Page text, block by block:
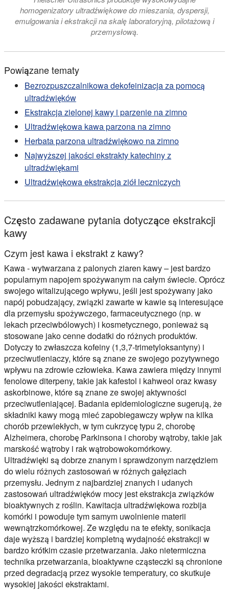
homogenizatory ultradźwiękowe do mieszania, dyspersji,
emulgowania i ekstrakcji na skalę laboratoryjną, pilotażową i
przemysłową.
Powiązane tematy
Bezrozpuszczalnikowa dekofeinizacja za pomocą
ultradźwięków
Ekstrakcja zielonej kawy i parzenie na zimno
Ultradźwiękowa kawa parzona na zimno
Herbata parzona ultradźwiękowo na zimno
Najwyższej jakości ekstrakty katechiny z
ultradźwiękami
Ultradźwiękowa ekstrakcja ziół leczniczych
Często zadawane pytania dotyczące ekstrakcji
kawy
Czym jest kawa i ekstrakt z kawy?
Kawa - wytwarzana z palonych ziaren kawy – jest bardzo
popularnym napojem spożywanym na całym świecie. Oprócz
swojego witalizującego wpływu, jeśli jest spożywany jako
napój pobudzający, związki zawarte w kawie są interesujące
dla przemysłu spożywczego, farmaceutycznego (np. w
lekach przeciwbólowych) i kosmetycznego, ponieważ są
stosowane jako cenne dodatki do różnych produktów.
Dotyczy to zwłaszcza kofeiny (1,3,7-trimetyloksantyny) i
przeciwutleniaczy, które są znane ze swojego pozytywnego
wpływu na zdrowie człowieka. Kawa zawiera między innymi
fenolowe diterpeny, takie jak kafestol i kahweol oraz kwasy
askorbinowe, które są znane ze swojej aktywności
przeciwutleniającej. Badania epidemiologiczne sugerują, że
składniki kawy mogą mieć zapobiegawczy wpływ na kilka
chorób przewlekłych, w tym cukrzycę typu 2, chorobę
Alzheimera, chorobę Parkinsona i choroby wątroby, takie jak
marskość wątroby i rak wątrobowokomórkowy.
Ultradźwięki są dobrze znanym i sprawdzonym narzędziem
do wielu różnych zastosowań w różnych gałęziach
przemysłu. Jednym z najbardziej znanych i udanych
zastosowań ultradźwięków mocy jest ekstrakcja związków
bioaktywnych z roślin. Kawitacja ultradźwiękowa rozbija
komórki i powoduje tym samym uwolnienie materii
wewnątrzkomórkowej. Ze względu na te efekty, sonikacja
daje wyższą i bardziej kompletną wydajność ekstrakcji w
bardzo krótkim czasie przetwarzania. Jako nietermiczna
technika przetwarzania, bioaktywne cząsteczki są chronione
przed degradacją przez wysokie temperatury, co skutkuje
wysokiej jakości ekstraktami.